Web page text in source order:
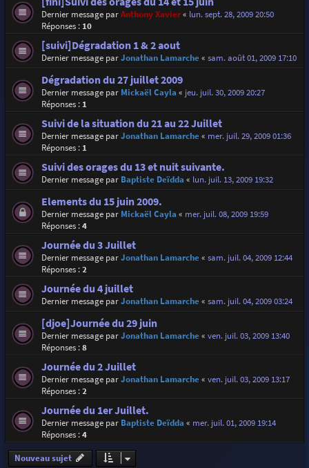
Dernier message parAnthony Xavier« lun. sept. 28, 2009 20:50
Réponses : 10
[suivi]Dégradation 1 & 2 aout
Dernier message parJonathan Lamarche« sam. août 01, 2009 17:10
Dégradation du 27 juillet 2009
Dernier message par Mickaël Cayla « jeu. juil. 30, 2009 20:27
Réponses : 1
Suivi de la situation du 21 au 22 Juillet
Dernier message parJonathan Lamarche« mer. juil. 29, 2009 01:36
Réponses : 1
Suivi des orages du 13 et nuit suivante.
Dernier message par Baptiste Deïdda « lun. juil. 13, 2009 19:32
Elements du 15 juin 2009.
Dernier message par Mickaël Cayla « mer. juil. 08, 2009 19:59
Réponses :4
Journée du 3 Juillet
Dernier message parJonathan Lamarche« sam. juil. 04, 2009 12:44
Réponses :2
Journée du 4 juillet
Dernier message parJonathan Lamarche« sam. juil. 04, 2009 03:24
[djoe]Journée du 29 juin
Dernier message parJonathan Lamarche« ven. juil. 03, 2009 13:40
Réponses :8
Journée du 2 Juillet
Dernier message parJonathan Lamarche« ven. juil. 03, 2009 13:17
Réponses :2
Journée du 1er Juillet.
Dernier message par Baptiste Deïdda « mer. juil. 01, 2009 19:14
Réponses :4
Nouveau sujet